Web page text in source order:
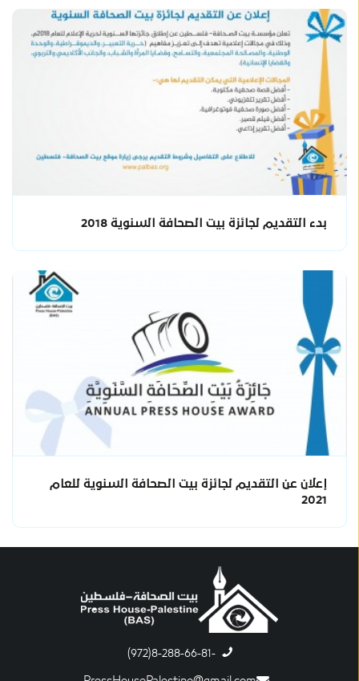
بدء التقديم لجائزة بيت الصحافة السنوية 2018
إعلان عن التقديم لجائزة بيت الصحافة السنوية للعام
2021
-8-288-66-81(972)